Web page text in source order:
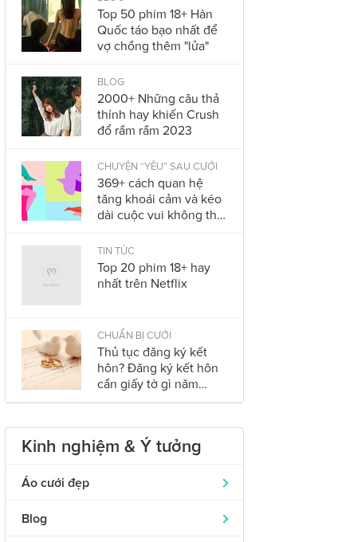
Top 50 phim 18+ Hàn
Quốc táo bạo nhất để
vợ chồng thêm "lửa"
BLOG
2000+ Những câu thả
thính hay khiến Crush
đổ rầm rầm 2023
CHUYỆN “YÊU” SAU CƯỚI
369+ cách quan hệ
tăng khoái cảm và kéo
dài cuộc vui không thể
2023
TIN TỨC
Top 20 phim 18+ hay
nhất trên Netflix
CHUẨN BỊ CƯỚI
Thủ tục đăng ký kết
hôn? Đăng ký kết hôn
cần giấy tờ gì năm
2023?
Kinh nghiệm & Ý tưởng
Áo cưới đẹp
Áo dài cưới
319
Blog